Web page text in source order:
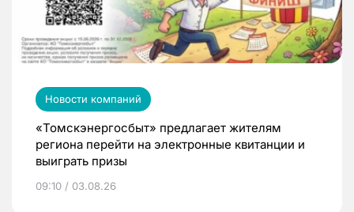
Новости компаний
«Томскэнергосбыт» предлагает жителям
региона перейти на электронные квитанции и
выиграть призы
09:10 / 03.08.26